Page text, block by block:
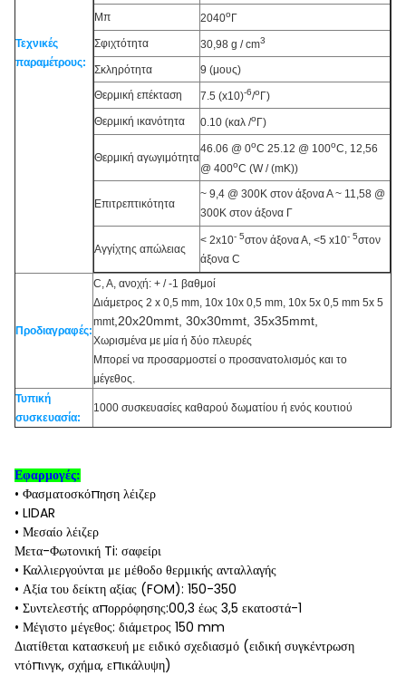
Τεχνικές
παραμέτρους:
Μπ 2040o Γ
Σφιχτότητα
30,98 g / cm3
Σκληρότητα
9 (μoυς)
Θερμική επέκταση
7.5 (x10)-6/o Γ)
Θερμική ικανότητα
0.10 (καλ /o Γ)
Θερμική αγωγιμότητα
46.06 @ 0oC 25.12 @ 100oC, 12,56
@ 400oC (W / (mK))
Επιτρεπτικότητα
~ 9,4 @ 300K στον άξονα Α ~ 11,58 @
300K στον άξονα Γ
Αγγίχτης απώλειας
< 2x10- 5στον άξονα Α, <5 x10- 5στον
άξονα C
Προδιαγραφές:
C, A, ανοχή: + / -1 βαθμοί
Διάμετρος 2 x 0,5 mm, 10x 10x 0,5 mm, 10x 5x 0,5 mm 5x 5
mmt,20x20mmt, 30x30mmt, 35x35mmt,
Χωρισμένα με μία ή δύο πλευρές
Μπορεί να προσαρμοστεί ο προσανατολισμός και το
μέγεθος.
Τυπική
συσκευασία:
1000 συσκευασίες καθαρού δωματίου ή ενός κουτιού
Εφαρμογές:
• Φασματοσκόπηση λέιζερ
• LIDAR
• Μεσαίο λέιζερ
Μετα-Φωτονική Ti: σαφείρι
• Καλλιεργούνται με μέθοδο θερμικής ανταλλαγής
• Αξία του δείκτη αξίας (FOM): 150-350
• Συντελεστής απορρόφησης:00,3 έως 3,5 εκατοστά-1
• Μέγιστο μέγεθος: διάμετρος 150 mm
Διατίθεται κατασκευή με ειδικό σχεδιασμό (ειδική συγκέντρωση
ντόπινγκ, σχήμα, επικάλυψη)